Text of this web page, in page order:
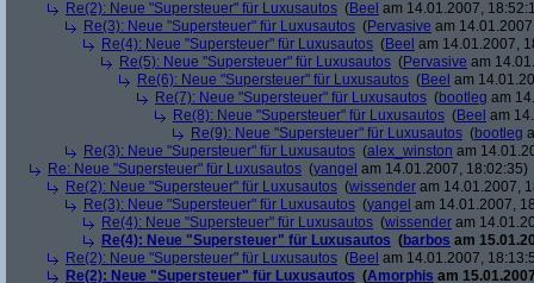
Re(2): Neue "Supersteuer" für Luxusautos (Beel am 14.01.2007,
Re(3): Neue "Supersteuer" für Luxusautos (Pervasive am
Re(4): Neue "Supersteuer" für Luxusautos (Beel am 14.01.2007,
Re(5): Neue "Supersteuer" für Luxusautos (Pervasive am
Re(6): Neue "Supersteuer" für Luxusautos (Beel am
Re(7): Neue "Supersteuer" für Luxusautos (bootleg am
Re(8): Neue "Supersteuer" für Luxusautos (Beel am
Re(9): Neue "Supersteuer" für Luxusautos (bootleg
Re(3): Neue "Supersteuer" für Luxusautos (alex_winston am
Re: Neue "Supersteuer" für Luxusautos (yangel am 14.01.2007, 18:02:35)
Re(2): Neue "Supersteuer" für Luxusautos (wissender am 14.01.2007,
Re(3): Neue "Supersteuer" für Luxusautos (yangel am 14.01.2007,
Re(4): Neue "Supersteuer" für Luxusautos (wissender am
Re(4): Neue "Supersteuer" für Luxusautos (barbos am
Re(2): Neue "Supersteuer" für Luxusautos (Beel am 14.01.2007,
Re(2): Neue "Supersteuer" für Luxusautos (Amorphis am